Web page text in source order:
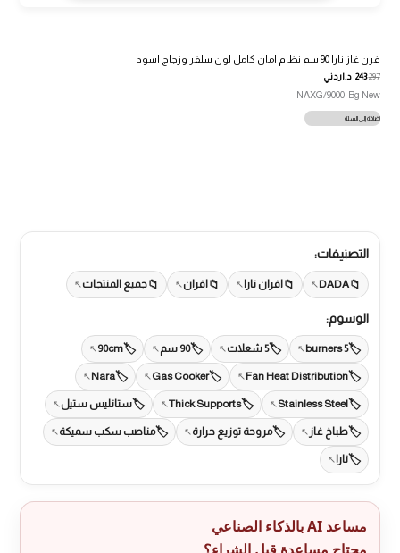
فرن غاز نارا 90 سم نظام امان كامل لون سلفر وزجاج اسود
297
243 د.اردني
NAXG/9000-Bg New
إضافة إلى السلة
التصنيفات:
DADA افران نارا افران جميع المنتجات
الوسوم:
5 burners 5 شعلات 90 سم 90cm
Fan Heat Distribution
Gas Cooker
Nara
Stainless Steel
Thick Supports ستانليس ستيل
طباخ غاز مروحة توزيع حرارة مناصب سكب سميكة
نارا
مساعد AI بالذكاء الصناعي